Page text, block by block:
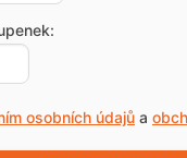
osobních údajů a